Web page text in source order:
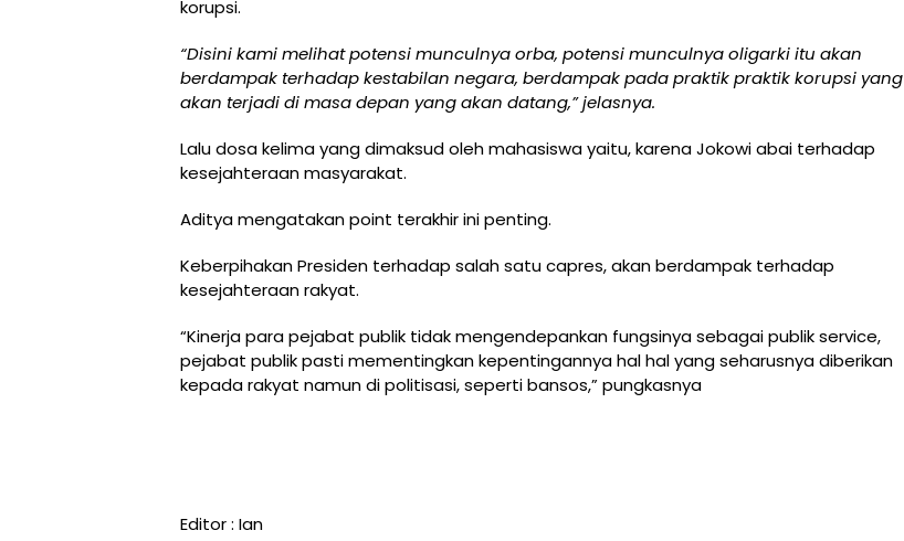
korupsi.
“Disini kami melihat potensi munculnya orba, potensi munculnya oligarki itu akan
berdampak terhadap kestabilan negara, berdampak pada praktik praktik korupsi yang
akan terjadi di masa depan yang akan datang,” jelasnya.
Lalu dosa kelima yang dimaksud oleh mahasiswa yaitu, karena Jokowi abai terhadap
kesejahteraan masyarakat.
Aditya mengatakan point terakhir ini penting.
Keberpihakan Presiden terhadap salah satu capres, akan berdampak terhadap
kesejahteraan rakyat.
“Kinerja para pejabat publik tidak mengendepankan fungsinya sebagai publik service,
pejabat publik pasti mementingkan kepentingannya hal hal yang seharusnya diberikan
kepada rakyat namun di politisasi, seperti bansos,” pungkasnya
Editor : Ian